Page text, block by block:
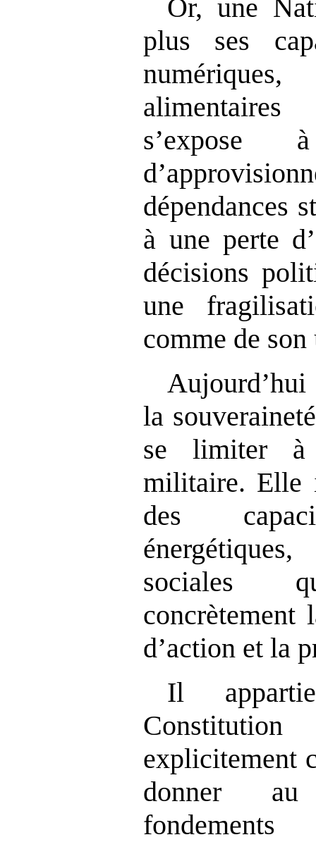
Or, une
plus ses
s’expose
dépendances
à une perte
décisions
une
comme de
Aujourd’hui
la
se limiter à
militaire. Elle
des
sociales
concrètement
d’action et la
Il
explicitement
donner
fondements